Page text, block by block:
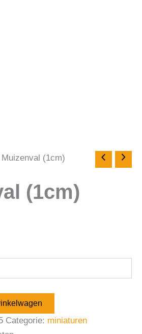
(1cm)
(1cm)
Categorie: miniaturen